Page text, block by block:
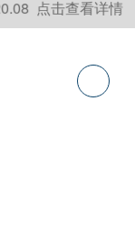
点击查看详情